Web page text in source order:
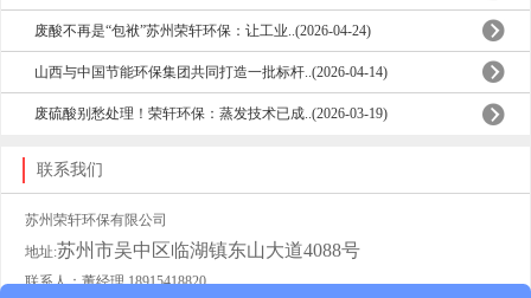
废酸不再是“包袱”苏州荣轩环保：让工业..(2026-04-24)
山西与中国节能环保集团共同打造一批标杆..(2026-04-14)
废硫酸别愁处理！荣轩环保：蒸发技术已成..(2026-03-19)
联系我们
苏州荣轩环保有限公司
地址:苏州市吴中区临湖镇东山大道4088号
联系人：董经理 18915418820